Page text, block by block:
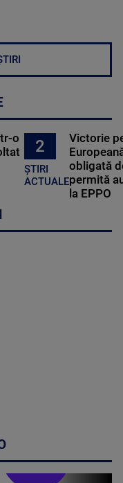
o
2
ȘTIRI
ACTUALE
Victorie
obligată
permită
la EPPO